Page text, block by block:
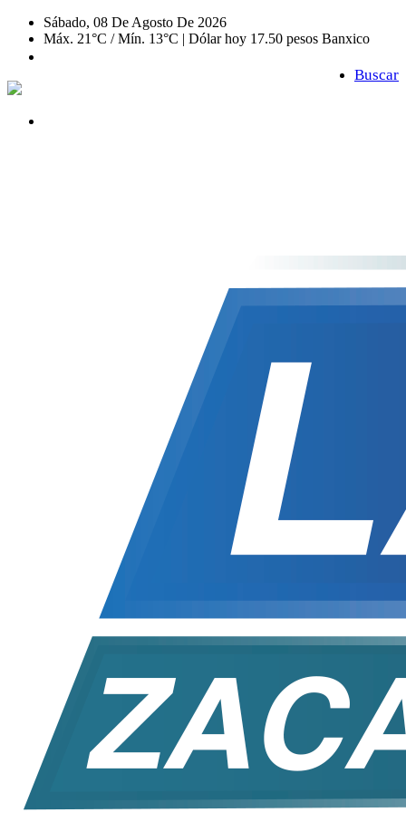
Sábado, 08 De Agosto De 2026
Máx. 21°C / Mín. 13°C | Dólar hoy 17.50 pesos Banxico
Buscar